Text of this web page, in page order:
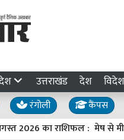
उत्तराखंड देश विदेश
रंगोली कैंपस
का राशिफल : मेष से मीन